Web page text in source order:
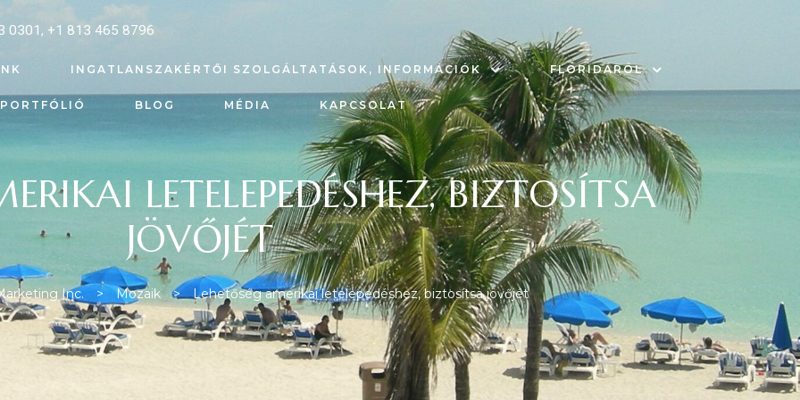
0301, +1 813 465 8796
INGATLANSZAKÉRTŐI SZOLGÁLTATÁSOK, INFORMÁCIÓK FLORIDÁRÓL
PORTFÓLIÓ BLOG MÉDIA KAPCSOLAT
LETELEPEDÉSHEZ, BIZTOSÍTSA
JÖVŐJÉT
Inc. > Mozaik > Lehetőség amerikai letelepedéshez, biztosítsa jövőjét